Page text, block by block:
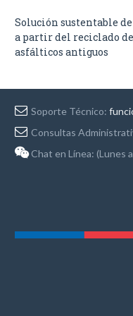
Solución sustentable
a partir del reciclado
asfálticos antiguos
Soporte Técnico:
Consultas
Chat en Línea: (Lunes